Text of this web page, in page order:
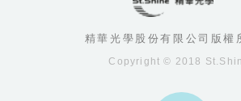
精華光學股份有限公司版權
Copyright © 2018